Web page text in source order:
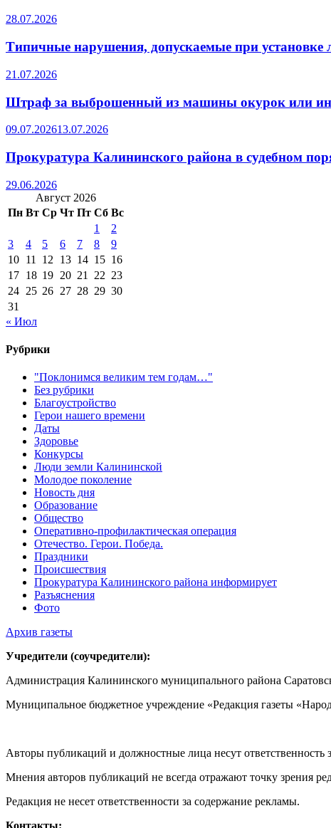
28.07.2026
Типичные нарушения, допускаемые при установке
21.07.2026
Штраф за выброшенный из машины окурок или
09.07.202613.07.2026
Прокуратура Калининского района в судебном
29.06.2026
Август 2026
Пн Вт Ср Чт Пт Сб Вс
1
2
3
4 5 6 7 8
9
10 11 12 13 14 15 16
17 18 19 20 21 22 23
24 25 26 27 28 29 30
31
« Июл
Рубрики
"Поклонимся великим тем годам…"
Без рубрики
Благоустройство
Герои нашего времени
Даты
Здоровье
Конкурсы
Люди земли Калининской
Молодое поколение
Новость дня
Образование
Общество
Оперативно-профилактическая операция
Отечество. Герои. Победа.
Праздники
Происшествия
Прокуратура Калининского района информирует
Разъяснения
Фото
Архив газеты
Учредители (соучредители):
Администрация Калининского муниципального района
Муниципальное бюджетное учреждение «Редакция газеты
Авторы публикаций и должностные лица несут ответственность
Мнения авторов публикаций не всегда отражают точку зрения
Редакция не несет ответственности за содержание рекламы.